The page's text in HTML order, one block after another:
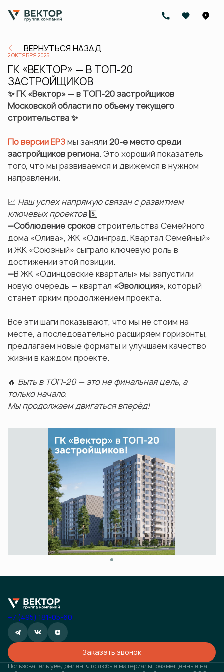
ВЕРНУТЬСЯ НАЗАД
2 ОКТЯБРЯ 2025
ГК «ВЕКТОР» — В ТОП-20
ЗАСТРОЙЩИКОВ
✨ ГК «Вектор» — в ТОП-20 застройщиков
Московской области по объему текущего
строительства ✨
По версии ЕРЗмы заняли 20-е место среди
застройщиков региона.Это хороший показатель
того, что мы развиваемся и движемся в нужном
направлении.
📈 Наш успех напрямую связан с развитием
ключевых проектов5️⃣
➖Соблюдение сроковстроительства Семейного
дома «Олива», ЖК «Одинград. Квартал Семейный»
и ЖК «Союзный» сыграло ключевую роль в
достижении этой позиции.
➖В ЖК «Одинцовские кварталы» мы запустили
новую очередь — квартал «Эволюция», который
станет ярким продолжением проекта.
Все эти шаги показывают, что мы не стоим на
месте, а последовательно расширяем горизонты,
предлагаем новые форматы и улучшаем качество
жизни в каждом проекте.
🔥 Быть в ТОП-20 — это не финальная цель, а
только начало.
Мы продолжаем двигаться вперёд!
+7 (495) 181-05-60
Заказать звонок
Пользователь уведомлен, что любые материалы, размещенные на